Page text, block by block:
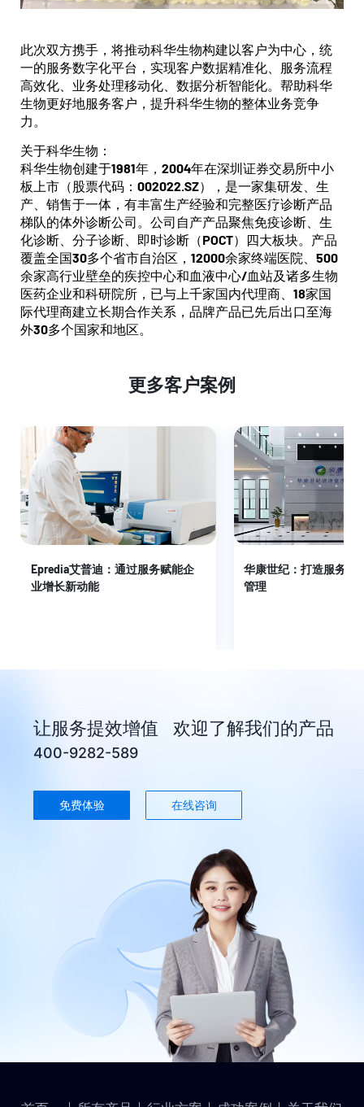
此次双方携手，将推动科华生物构建以客户为中心，统
一的服务数字化平台，实现客户数据精准化、服务流程
高效化、业务处理移动化、数据分析智能化。帮助科华
生物更好地服务客户，提升科华生物的整体业务竞争
力。
关于科华生物：
科华生物创建于1981年，2004年在深圳证券交易所中小
板上市（股票代码：002022.SZ），是一家集研发、生
产、销售于一体，有丰富生产经验和完整医疗诊断产品
梯队的体外诊断公司。公司自产产品聚焦免疫诊断、生
化诊断、分子诊断、即时诊断（POCT）四大板块。产品
覆盖全国30多个省市自治区，12000余家终端医院、500
余家高行业壁垒的疾控中心和血液中心/血站及诸多生物
医药企业和科研院所，已与上千家国内代理商、18家国
际代理商建立长期合作关系，品牌产品已先后出口至海
外30多个国家和地区。
更多客户案例
Epredia艾普迪：通过服务赋能企
业增长新动能
华康世纪：打造服务全
管理
让服务提效增值 欢迎了解我们的产品
400-9282-589
免费体验 在线咨询